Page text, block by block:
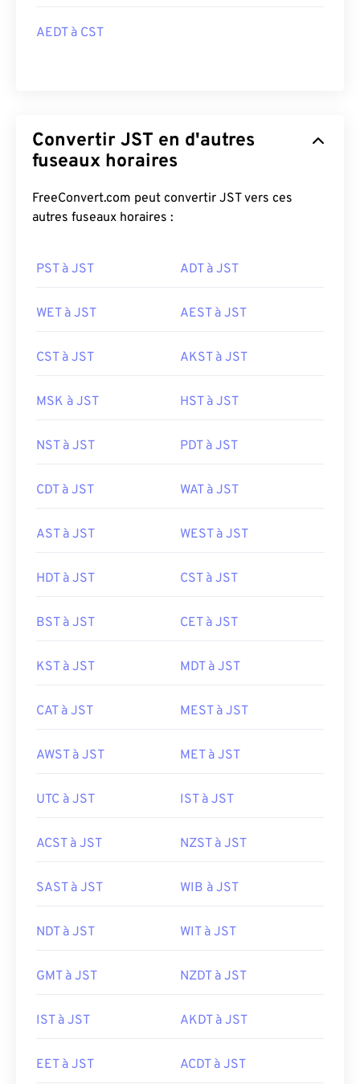
AEDT à CST
Convertir JST en d'autres
fuseaux horaires
FreeConvert.com peut convertir JST vers ces
autres fuseaux horaires :
PST à JST ADT à JST
WET à JST AEST à JST
CST à JST AKST à JST
MSK à JST HST à JST
NST à JST PDT à JST
CDT à JST WAT à JST
AST à JST WEST à JST
HDT à JST CST à JST
BST à JST CET à JST
KST à JST MDT à JST
CAT à JST MEST à JST
AWST à JST MET à JST
UTC à JST IST à JST
ACST à JST NZST à JST
SAST à JST WIB à JST
NDT à JST WIT à JST
GMT à JST NZDT à JST
IST à JST AKDT à JST
EET à JST ACDT à JST